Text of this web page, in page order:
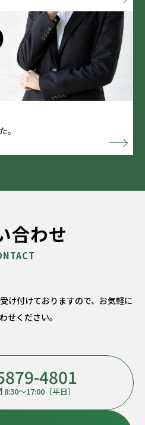
。
合わせ
け付けておりますので、 お気軽に
せください。
4801
8:30～17:00〔平日〕